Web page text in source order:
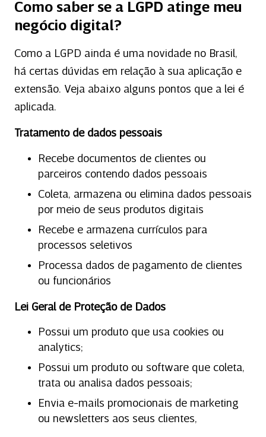
Como saber se a LGPD atinge meu
negócio digital?
Como a LGPD ainda é uma novidade no Brasil,
há certas dúvidas em relação à sua aplicação e
extensão. Veja abaixo alguns pontos que a lei é
aplicada.
Tratamento de dados pessoais
Recebe documentos de clientes ou
parceiros contendo dados pessoais
Coleta, armazena ou elimina dados pessoais
por meio de seus produtos digitais
Recebe e armazena currículos para
processos seletivos
Processa dados de pagamento de clientes
ou funcionários
Lei Geral de Proteção de Dados
Possui um produto que usa cookies ou
analytics;
Possui um produto ou software que coleta,
trata ou analisa dados pessoais;
Envia e-mails promocionais de marketing
ou newsletters aos seus clientes,